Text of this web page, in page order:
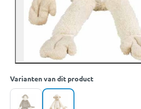
Varianten van dit product